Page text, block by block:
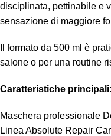
disciplinata, pettinabile e
sensazione di maggiore
Il formato da 500 ml è
salone o per una routine
Caratteristiche principali:
Maschera professionale
Linea Absolute Repair